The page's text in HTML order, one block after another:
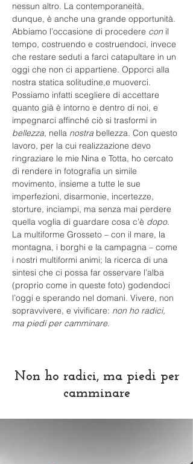
nessun altro. La contemporaneità,
dunque, è anche una grande opportunità.
Abbiamo l’occasione di procedere con il
tempo, costruendo e costruendoci, invece
che restare seduti a farci catapultare in un
oggi che non ci appartiene. Opporci alla
nostra statica solitudine,e muoverci.
Possiamo infatti scegliere di accettare
quanto già è intorno e dentro di noi, e
impegnarci affinché ciò si trasformi in
bellezza, nella nostra bellezza. Con questo
lavoro, per la cui realizzazione devo
ringraziare le mie Nina e Totta, ho cercato
di rendere in fotografia un simile
movimento, insieme a tutte le sue
imperfezioni, disarmonie, incertezze,
storture, inciampi, ma senza mai perdere
quella voglia di guardare cosa c’è dopo.
La multiforme Grosseto – con il mare, la
montagna, i borghi e la campagna – come
i nostri multiformi animi; la ricerca di una
sintesi che ci possa far osservare l’alba
(proprio come in queste foto) godendoci
l’oggi e sperando nel domani. Vivere, non
sopravvivere, e vivificare: non ho radici,
ma piedi per camminare.
Non ho radici, ma piedi per
camminare